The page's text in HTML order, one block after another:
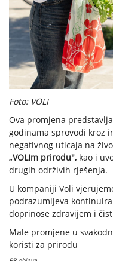
Foto: VOLI
Ova promjena
godinama sprovodi kroz
negativnog uticaja na
„VOLIm prirodu", kao i
drugih održivih rješenja.
U kompaniji Voli
podrazumijeva
doprinose zdravijem i
Male promjene u
koristi za prirodu